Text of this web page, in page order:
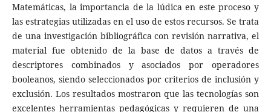
Matemáticas, la importancia de la lúdica en este proceso y
las estrategias utilizadas en el uso de estos recursos. Se trata
de una investigación bibliográfica con revisión narrativa, el
material fue obtenido de la base de datos a través de
descriptores combinados y asociados por operadores
booleanos, siendo seleccionados por criterios de inclusión y
exclusión. Los resultados mostraron que las tecnologías son
excelentes herramientas pedagógicas y requieren de una